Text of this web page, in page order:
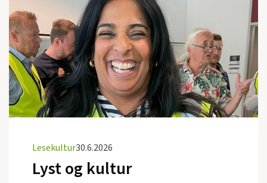
Lesekultur30.6.2026
Lyst og kultur